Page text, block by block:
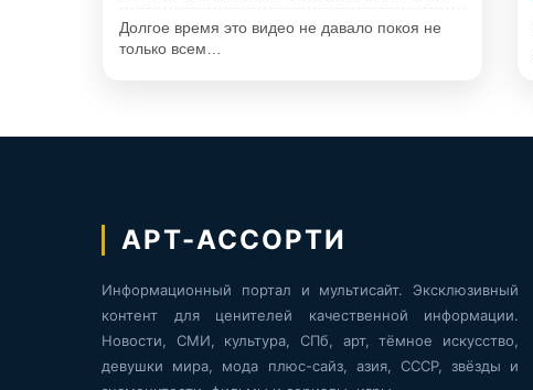
Долгое время это видео не давало покоя не
только всем…
АРТ-АССОРТИ
Информационный портал и мультисайт. Эксклюзивный
контент для ценителей качественной информации.
Новости, СМИ, культура, СПб, арт, тёмное искусство,
девушки мира, мода плюс-сайз, азия, СССР, звёзды и